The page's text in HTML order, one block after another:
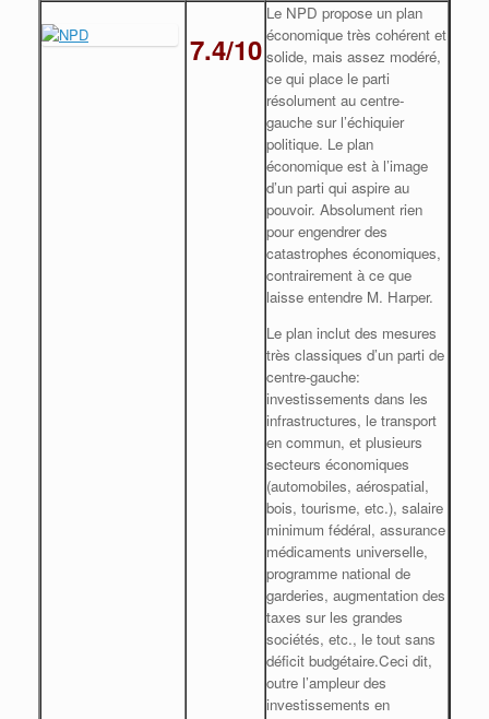
7.4/10
Le NPD propose un plan
économique très cohérent et
solide, mais assez modéré,
ce qui place le parti
résolument au centre-
gauche sur l’échiquier
politique. Le plan
économique est à l’image
d’un parti qui aspire au
pouvoir. Absolument rien
pour engendrer des
catastrophes économiques,
contrairement à ce que
laisse entendre M. Harper.
Le plan inclut des mesures
très classiques d’un parti de
centre-gauche:
investissements dans les
infrastructures, le transport
en commun, et plusieurs
secteurs économiques
(automobiles, aérospatial,
bois, tourisme, etc.), salaire
minimum fédéral, assurance
médicaments universelle,
programme national de
garderies, augmentation des
taxes sur les grandes
sociétés, etc., le tout sans
déficit budgétaire.Ceci dit,
outre l’ampleur des
investissements en